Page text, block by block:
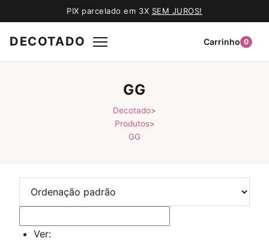
PIX parcelado em 3X SEM JUROS!
DECOTADO Carrinho 0
GG
Decotado>
Produtos>
GG
Ver: